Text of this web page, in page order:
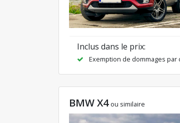
Inclus dans le prix:
Exemption de dommages par
BMW X4 ou similaire